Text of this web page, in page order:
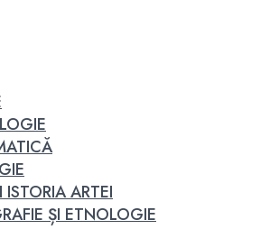
ISTORIA ARTEI
ȘI ETNOLOGIE